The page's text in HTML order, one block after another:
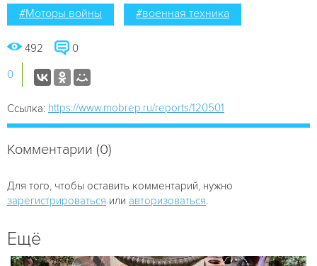
#Моторы войны #военная техника
492 0
0
Ссылка: https://www.mobrep.ru/reports/120501
Комментарии (0)
Для того, чтобы оставить комментарий, нужно
зарегистрироваться или авторизоваться
Ещё